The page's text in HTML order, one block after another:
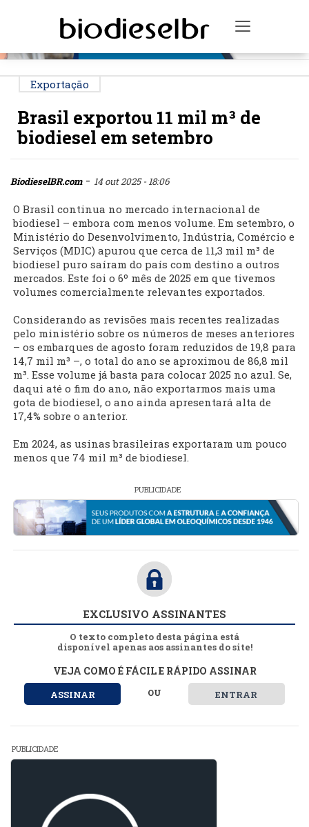
Toggle
Exportação
Brasil exportou 11 mil m³ de
biodiesel em setembro
BiodieselBR.com- 14 out 2025 - 18:06
O Brasil continua no mercado internacional de
biodiesel – embora com menos volume. Em setembro, o
Ministério do Desenvolvimento, Indústria, Comércio e
Serviços (MDIC) apurou que cerca de 11,3 mil m³ de
biodiesel puro saíram do país com destino a outros
mercados. Este foi o 6º mês de 2025 em que tivemos
volumes comercialmente relevantes exportados.
Considerando as revisões mais recentes realizadas
pelo ministério sobre os números de meses anteriores
– os embarques de agosto foram reduzidos de 19,8 para
14,7 mil m³ –, o total do ano se aproximou de 86,8 mil
m³. Esse volume já basta para colocar 2025 no azul. Se,
daqui até o fim do ano, não exportarmos mais uma
gota de biodiesel, o ano ainda apresentará alta de
17,4% sobre o anterior.
Em 2024, as usinas brasileiras exportaram um pouco
menos que 74 mil m³ de biodiesel.
PUBLICIDADE
EXCLUSIVO ASSINANTES
O texto completo desta página está
disponível apenas aos assinantes do site!
VEJA COMO É FÁCIL E RÁPIDO ASSINAR
ASSINAR OU ENTRAR
PUBLICIDADE